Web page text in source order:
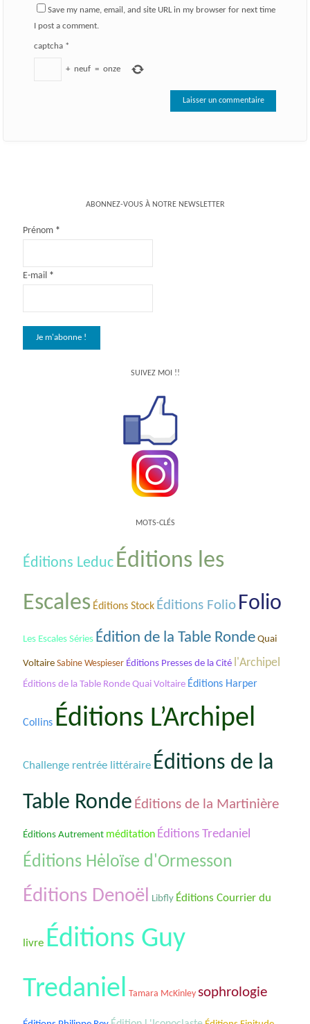
Save my name, email, and site URL in my browser for next time
I post a comment.
captcha*
+ neuf = onze
ABONNEZ-VOUS À NOTRE NEWSLETTER
Prénom *
E-mail *
SUIVEZ MOI !!
MOTS-CLÉS
Éditions Leduc Éditions les
Escales Éditions Stock Éditions Folio Folio
Les Escales Séries Édition de la Table Ronde Quai
Voltaire Sabine Wespieser Éditions Presses de la Cité l'Archipel
Éditions de la Table Ronde Quai Voltaire Éditions Harper
Collins Éditions L’Archipel
Challenge rentrée littéraire Éditions de la
Table Ronde Éditions de la Martinière
Éditions Autrement méditation Éditions Tredaniel
Éditions Hėloïse d'Ormesson
Éditions Denoël Libfly Éditions Courrier du
livre Éditions Guy
Tredaniel Tamara McKinley sophrologie